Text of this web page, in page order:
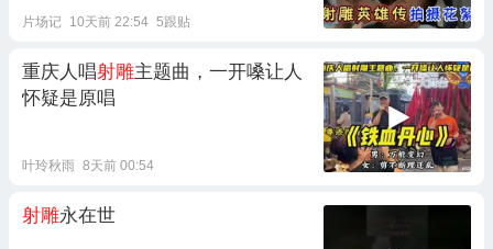
片场记 10天前 22:54 5跟贴
重庆人唱射雕主题曲，一开嗓让人
怀疑是原唱
叶玲秋雨 8天前 00:54
射雕永在世